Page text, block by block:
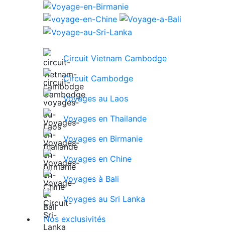
Circuit Vietnam Cambodge
Circuit Cambodge
Voyages au Laos
Voyages en Thailande
Voyages en Birmanie
Voyages en Chine
Voyages à Bali
Voyages au Sri Lanka
Nos exclusivités